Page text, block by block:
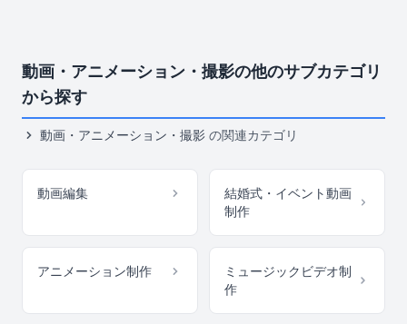
動画・アニメーション・撮影の他のサブカテゴリ
から探す
動画・アニメーション・撮影 の関連カテゴリ
動画編集
結婚式・イベント動画
制作
アニメーション制作
ミュージックビデオ制
作